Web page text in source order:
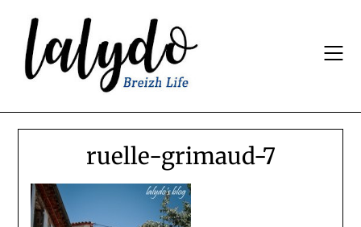
content
ruelle-grimaud-7